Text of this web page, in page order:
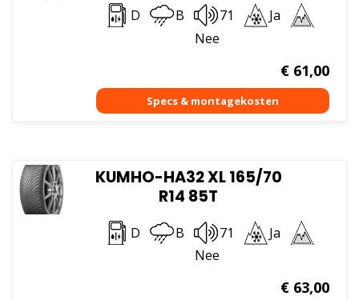
D B 71
Ja
Nee
€61,00
KUMHO-HA32 XL 165/70
R14 85T
D B 71
Ja
Nee
€63,00